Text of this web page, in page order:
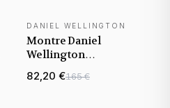
DANIEL WELLINGTON
Montre Daniel
Wellington
Unitone Or Jaune
82,20 €165 €